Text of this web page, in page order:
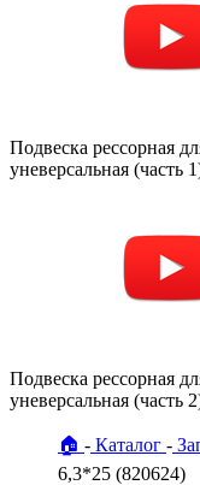
Подвеска рессорная
уневерсальная (часть
Подвеска рессорная
уневерсальная (часть
🏠 Каталог
6,3*25 (820624)